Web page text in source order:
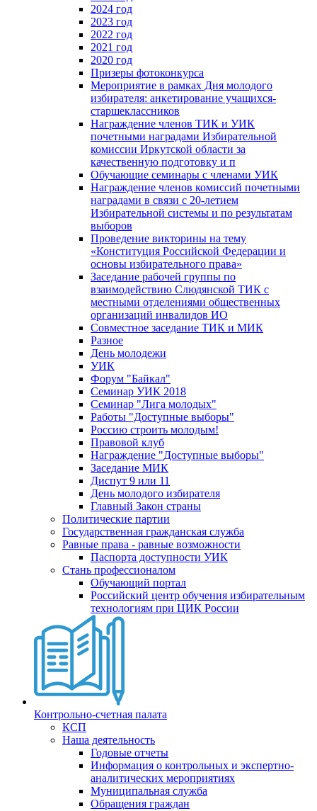
2024 год
2023 год
2022 год
2021 год
2020 год
Призеры фотоконкурса
Мероприятие в рамках Дня молодого
избирателя: анкетирование учащихся-
старшеклассников
Награждение членов ТИК и УИК
почетными наградами Избирательной
комиссии Иркутской области за
качественную подготовку и п
Обучающие семинары с членами УИК
Награждение членов комиссий почетными
наградами в связи с 20-летием
Избирательной системы и по результатам
выборов
Проведение викторины на тему
«Конституция Российской Федерации и
основы избирательного права»
Заседание рабочей группы по
взаимодействию Слюдянской ТИК с
местными отделениями общественных
организаций инвалидов ИО
Совместное заседание ТИК и МИК
Разное
День молодежи
УИК
Форум "Байкал"
Семинар УИК 2018
Семинар "Лига молодых"
Работы "Доступные выборы"
Россию строить молодым!
Правовой клуб
Награждение "Доступные выборы"
Заседание МИК
Диспут 9 или 11
День молодого избирателя
Главный Закон страны
Политические партии
Государственная гражданская служба
Равные права - равные возможности
Паспорта доступности УИК
Стань профессионалом
Обучающий портал
Российский центр обучения избирательным
технологиям при ЦИК России
Контрольно-счетная палата
КСП
Наша деятельность
Годовые отчеты
Информация о контрольных и экспертно-
аналитических мероприятиях
Муниципальная служба
Обращения граждан